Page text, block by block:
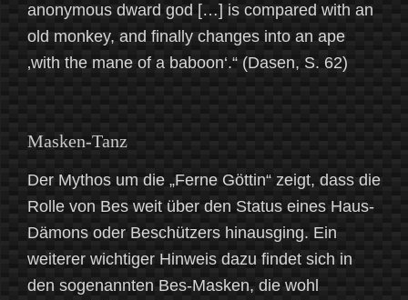
anonymous dward god […] is compared with an
old monkey, and finally changes into an ape
‚with the mane of a baboon‘.“ (Dasen, S. 62)
Masken-Tanz
Der Mythos um die „Ferne Göttin“ zeigt, dass die
Rolle von Bes weit über den Status eines Haus-
Dämons oder Beschützers hinausging. Ein
weiterer wichtiger Hinweis dazu findet sich in
den sogenannten Bes-Masken, die wohl